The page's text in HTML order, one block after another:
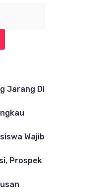
Jarang Di
Wajib
Prospek